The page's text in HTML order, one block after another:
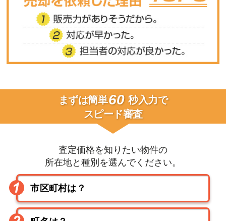
まずは簡単60 秒入力で
スピード審査
査定価格を知りたい物件の
所在地と種別を選んでください。